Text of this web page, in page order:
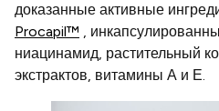
доказанные активные
Procapil™ ,
ниацинамид, растительный
экстрактов, витамины А и Е.